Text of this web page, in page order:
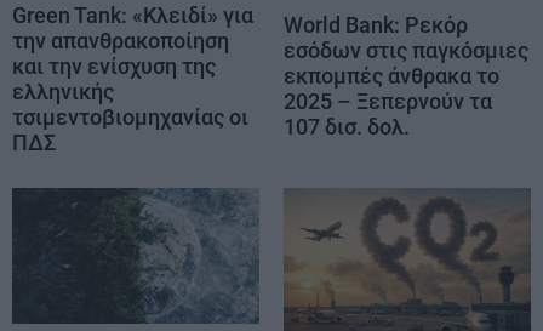
Green Tank: «Κλειδί» για
την απανθρακοποίηση
και την ενίσχυση της
ελληνικής
τσιμεντοβιομηχανίας οι
ΠΔΣ
World Bank: Ρεκόρ
εσόδων στις παγκόσμιες
εκπομπές άνθρακα το
2025 – Ξεπερνούν τα
107 δισ. δολ.